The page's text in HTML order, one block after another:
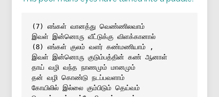
(7) எங்கள் வானத்து வெண்ணிலவாம்
இவள் இன்னொரு வீட்டுக்கு விளக்கானால்
(8) எங்கள் குலம் வளர் கண்மணியாம் ,
இவள் இன்னொரு குடும்பத்தின் கண் ஆனாள்
தாய் வழி வந்த நாணமும் மானமும்
தன் வழி கொண்டு நடப்பவளாம்
கோயிலில் இல்லை கும்பிடும் தெய்வம்